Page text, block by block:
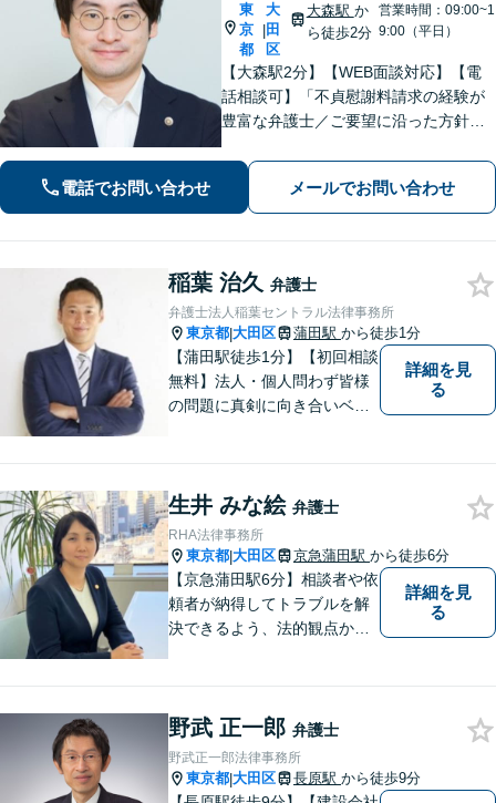
東
京
都
|
大
田
区
大森駅 か
ら徒歩2分
営業時間：09:00~1
9:00（平日）
【大森駅2分】【WEB面談対応】【電
話相談可】「不貞慰謝料請求の経験が
豊富な弁護士／ご要望に沿った方針を
対応：遺産分割協議・調停から遺留分
侵害請求や相続放棄の手続きまで丁寧
にサポートいたします」【完全個室対
応】
電話でお問い合わせ メールでお問い合わせ
稲葉 治久 弁護士
弁護士法人稲葉セントラル法律事務所
東京都|大田区 蒲田駅 から徒歩1分
【蒲田駅徒歩1分】【初回相談
無料】法人・個人問わず皆様
の問題に真剣に向き合いベス
詳細を見
る
生井 みな絵 弁護士
RHA法律事務所
東京都|大田区 京急蒲田駅 から徒歩6分
【京急蒲田駅6分】相談者や依
頼者が納得してトラブルを解
決できるよう、法的観点から
善の解決策を共に検討したい
と考えています。 是非お気軽
にお問合せください。
詳細を見
る
野武 正一郎 弁護士
野武正一郎法律事務所
東京都|大田区 長原駅 から徒歩9分